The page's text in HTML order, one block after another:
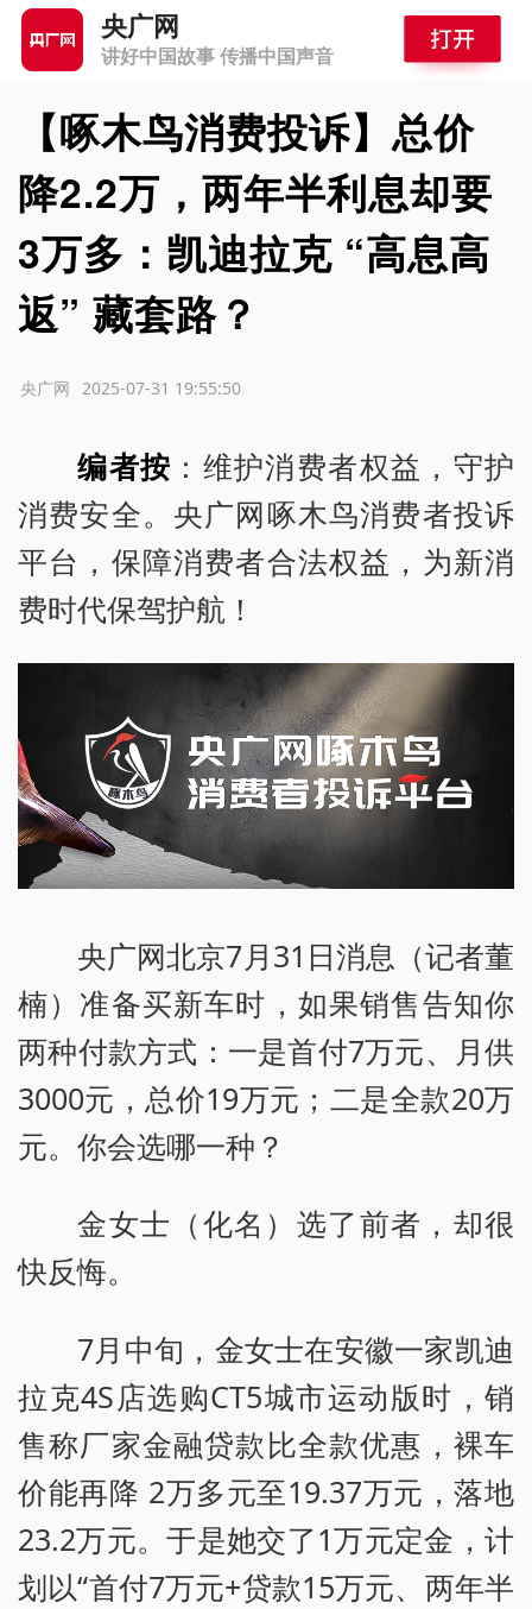
央广网
讲好中国故事 传播中国声音
【啄木鸟消费投诉】总价
降2.2万，两年半利息却要
3万多：凯迪拉克 “高息高
返” 藏套路？
2025-07-31 19:55:50
央广网
编者按 ：维护消费者权益，守护
消费安全。央广网啄木鸟消费者投诉
平台，保障消费者合法权益，为新消
费时代保驾护航！
央广网北京7月31日消息（记者董
楠）准备买新车时，如果销售告知你
两种付款方式：一是首付7万元、月供
3000元，总价19万元；二是全款20万
元。你会选哪一种？
金女士（化名）选了前者，却很
快反悔。
7月中旬，金女士在安徽一家凯迪
拉克4S店选购CT5城市运动版时，销
售称厂家金融贷款比全款优惠，裸车
价能再降 2万多元至19.37万元，落地
23.2万元。于是她交了1万元定金，计
划以“首付7万元+贷款15万元、两年半